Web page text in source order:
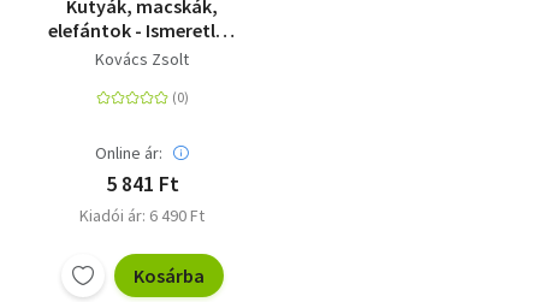
Kutyák, macskák,
elefántok - Ismeretlen
ismerősök
Kovács Zsolt
Online ár:
5 841 Ft
Kiadói ár: 6 490 Ft
Kosárba